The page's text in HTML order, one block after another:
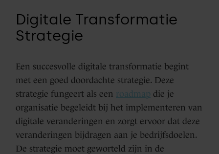
Digitale Transformatie
Strategie
Een succesvolle digitale transformatie begint
met een goed doordachte strategie. Deze
strategie fungeert als een roadmap die je
organisatie begeleidt bij het implementeren van
digitale veranderingen en zorgt ervoor dat deze
veranderingen bijdragen aan je bedrijfsdoelen.
De strategie moet geworteld zijn in de